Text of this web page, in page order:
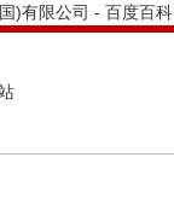
)有限公司 - 百度百科